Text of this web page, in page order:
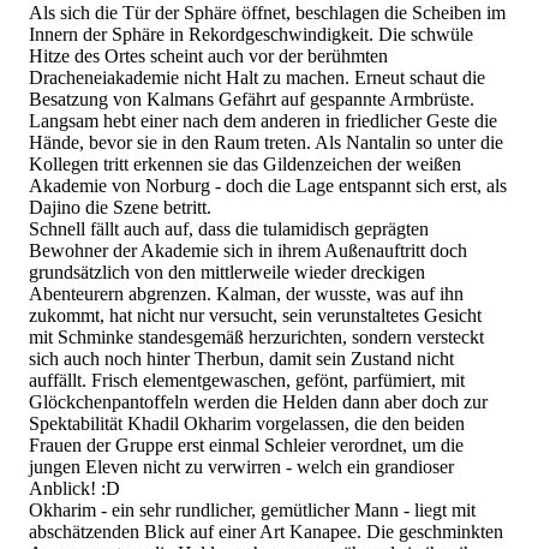
Als sich die Tür der Sphäre öffnet, beschlagen die Scheiben im
Innern der Sphäre in Rekordgeschwindigkeit. Die schwüle
Hitze des Ortes scheint auch vor der berühmten
Dracheneiakademie nicht Halt zu machen. Erneut schaut die
Besatzung von Kalmans Gefährt auf gespannte Armbrüste.
Langsam hebt einer nach dem anderen in friedlicher Geste die
Hände, bevor sie in den Raum treten. Als Nantalin so unter die
Kollegen tritt erkennen sie das Gildenzeichen der weißen
Akademie von Norburg - doch die Lage entspannt sich erst, als
Dajino die Szene betritt.
Schnell fällt auch auf, dass die tulamidisch geprägten
Bewohner der Akademie sich in ihrem Außenauftritt doch
grundsätzlich von den mittlerweile wieder dreckigen
Abenteurern abgrenzen. Kalman, der wusste, was auf ihn
zukommt, hat nicht nur versucht, sein verunstaltetes Gesicht
mit Schminke standesgemäß herzurichten, sondern versteckt
sich auch noch hinter Therbun, damit sein Zustand nicht
auffällt. Frisch elementgewaschen, gefönt, parfümiert, mit
Glöckchenpantoffeln werden die Helden dann aber doch zur
Spektabilität Khadil Okharim vorgelassen, die den beiden
Frauen der Gruppe erst einmal Schleier verordnet, um die
jungen Eleven nicht zu verwirren - welch ein grandioser
Anblick! :D
Okharim - ein sehr rundlicher, gemütlicher Mann - liegt mit
abschätzenden Blick auf einer Art Kanapee. Die geschminkten